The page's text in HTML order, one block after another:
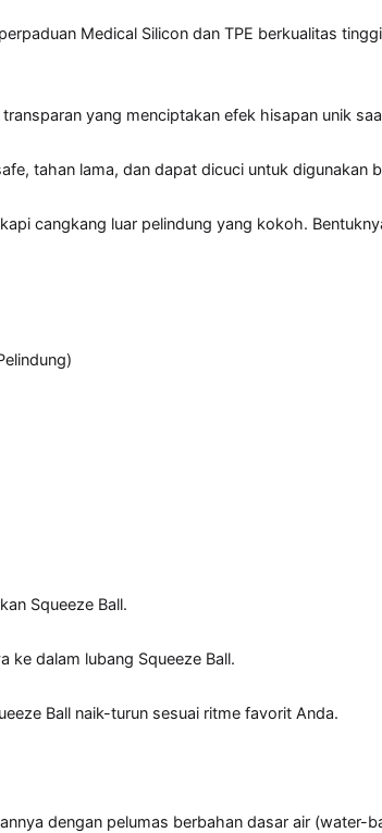
Medical Silicon dan TPE berkualitas
yang menciptakan efek hisapan unik
tahan lama, dan dapat dicuci untuk digunakan
cangkang luar pelindung yang kokoh.
Squeeze Ball.
ke dalam lubang Squeeze Ball.
Ball naik-turun sesuai ritme favorit Anda.
dengan pelumas berbahan dasar air (water-